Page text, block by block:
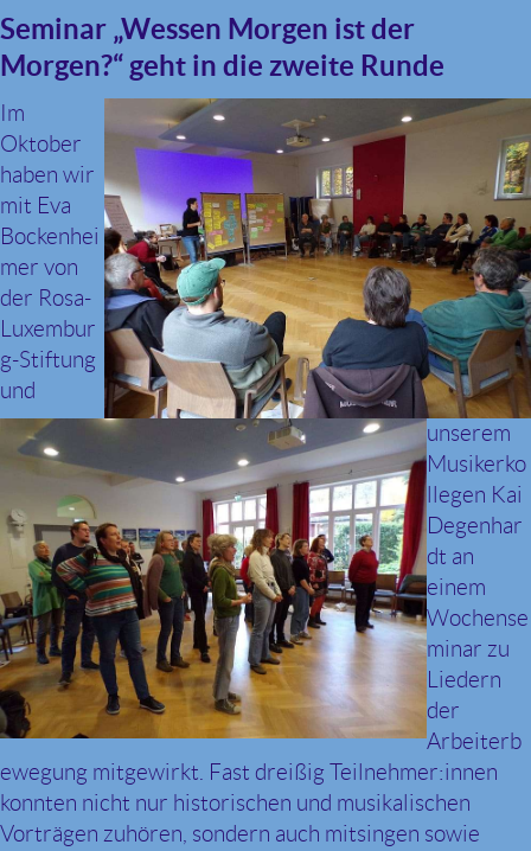
Seminar „Wessen Morgen ist der
Morgen?“ geht in die zweite Runde
Im
Oktober
haben wir
mit Eva
Bockenhei
mer von
der Rosa-
Luxembur
g-Stiftung
und
unserem
Musikerko
llegen Kai
Degenhar
dt an
einem
Wochense
minar zu
Liedern
der
Arbeiterb
ewegung mitgewirkt. Fast dreißig Teilnehmer:innen
konnten nicht nur historischen und musikalischen
Vorträgen zuhören, sondern auch mitsingen sowie